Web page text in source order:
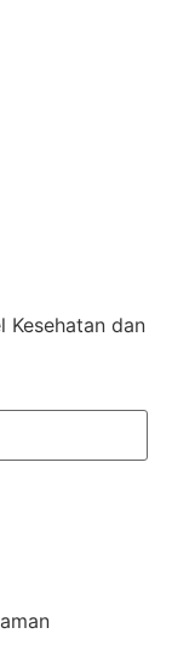
Kesehatan dan